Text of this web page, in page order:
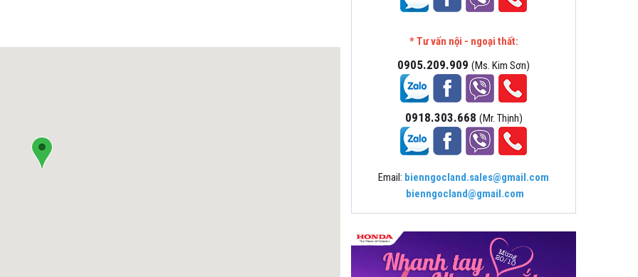
* Tư vấn nội - ngoại thất:
0905.209.909 (Ms. Kim Sơn)
0918.303.668 (Mr. Thịnh)
Email: bienngocland.sales@gmail.com
bienngocland@gmail.com